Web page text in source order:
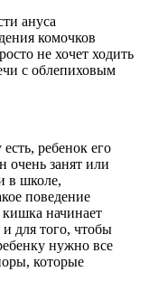
ануса
комочков
не хочет ходить
с облепиховым
ребенок его
очень занят или
в школе,
поведение
кишка начинает
и для того, чтобы
нужно все
которые